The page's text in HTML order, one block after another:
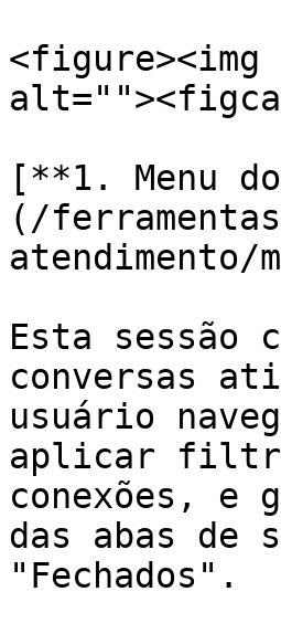
[**1. Menu
(/
atendimento/
Esta sessão
conversas
usuário
aplicar
conexões, e
das abas de
"Fechados".